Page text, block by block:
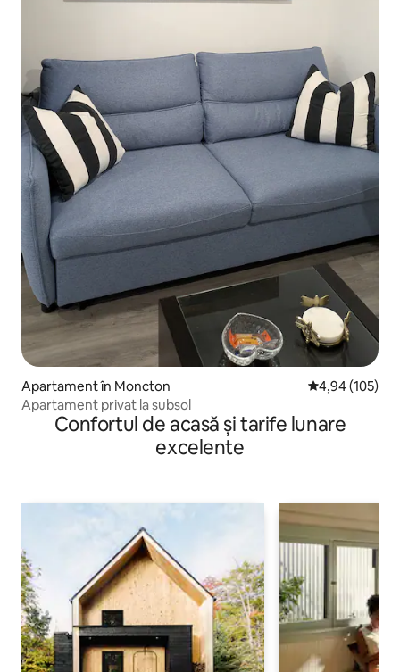
Apartament în Moncton Scor mediu de
4,94 (105)
Apartament privat la subsol
Confortul de acasă și tarife lunare
excelente